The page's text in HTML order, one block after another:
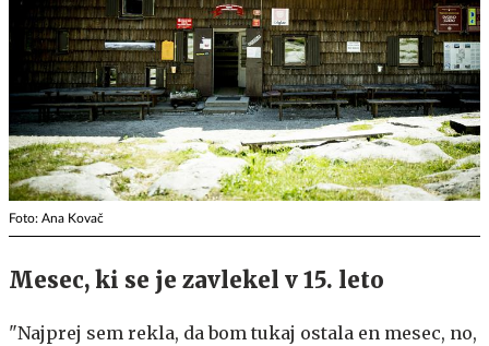
Foto: Ana Kovač
Mesec, ki se je zavlekel v 15. leto
"Najprej sem rekla, da bom tukaj ostala en mesec, no,